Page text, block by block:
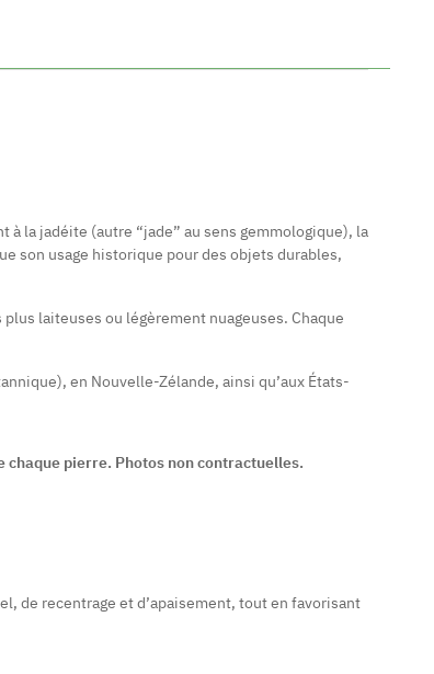
la jadéite (autre “jade” au sens gemmologique), la
son usage historique pour des objets durables,
laiteuses ou légèrement nuageuses. Chaque
en Nouvelle-Zélande, ainsi qu’aux États-
pierre. Photos non contractuelles.
de recentrage et d’apaisement, tout en favorisant